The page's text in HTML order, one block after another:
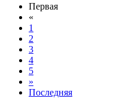
Первая
«
1
2
3
4
5
»
Последняя